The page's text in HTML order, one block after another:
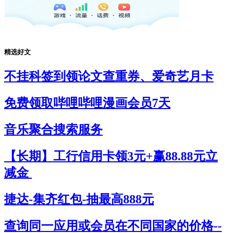
精选好文
不挂科签到领论文查重券、爱奇艺月卡
免费领取哔哩哔哩漫画会员7天
音乐聚合搜索服务
【长期】工行信用卡领3元+赢88.88元立
减金
捷达-集齐红包-抽最高888元
查询同一应用或会员在不同国家的价格--